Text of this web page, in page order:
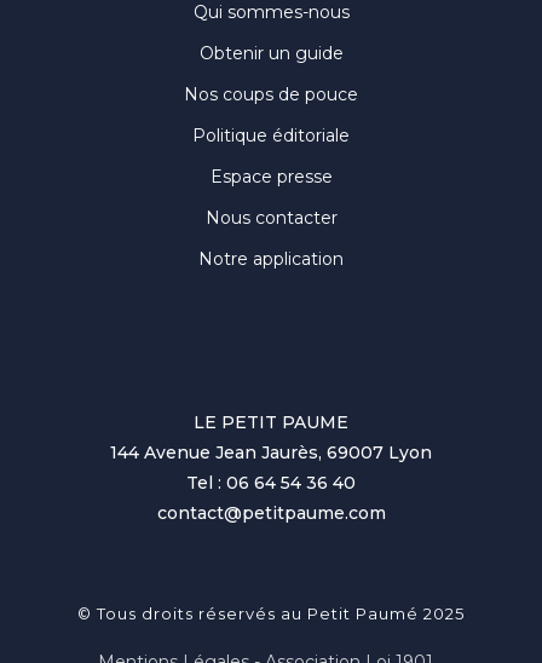
Qui sommes-nous
Obtenir un guide
Nos coups de pouce
Politique éditoriale
Espace presse
Nous contacter
Notre application
LE PETIT PAUME
144 Avenue Jean Jaurès, 69007 Lyon
Tel : 06 64 54 36 40
contact@petitpaume.com
© Tous droits réservés au Petit Paumé 2025